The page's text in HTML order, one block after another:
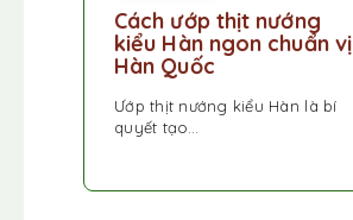
Cách ướp thịt nướng
kiểu Hàn ngon chuẩn vị
Hàn Quốc
Ướp thịt nướng kiểu Hàn là bí
quyết tạo…